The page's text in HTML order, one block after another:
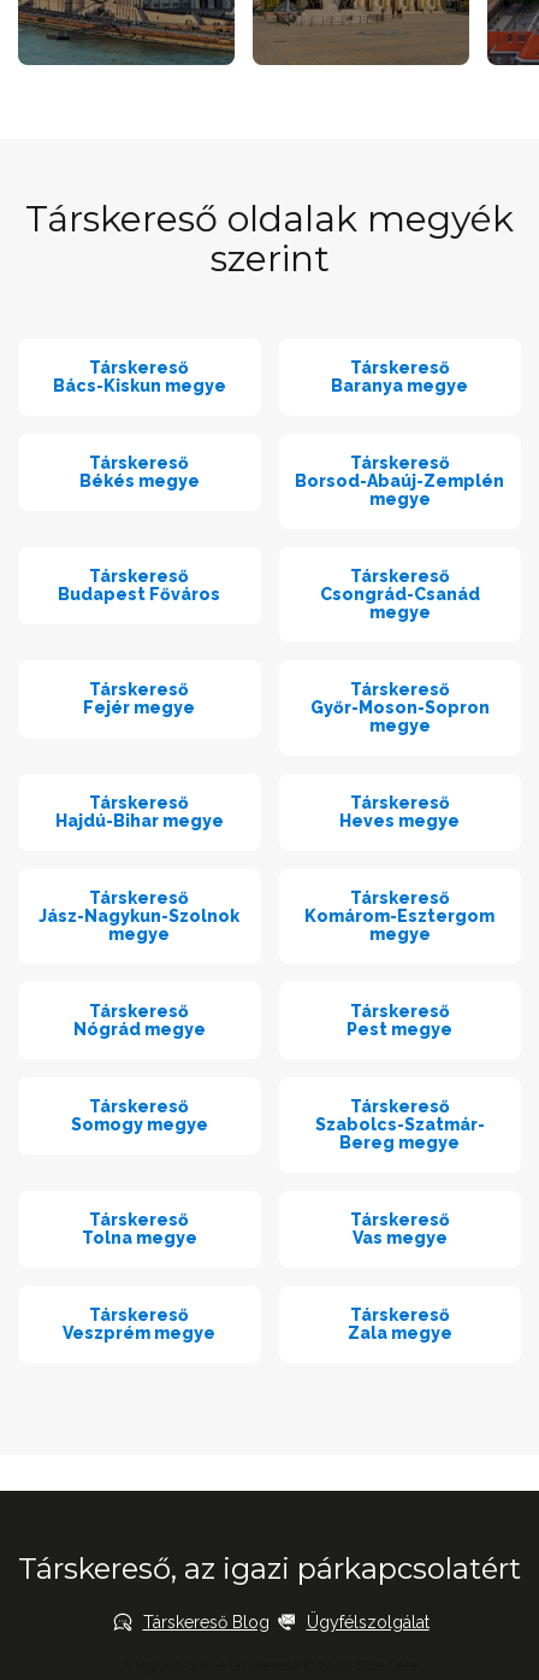
Társkereső oldalak megyék
szerint
Társkereső
Bács-Kiskun megye
Társkereső
Baranya megye
Társkereső
Békés megye
Társkereső
Borsod-Abaúj-Zemplén
megye
Társkereső
Budapest Főváros
Társkereső
Csongrád-Csanád
megye
Társkereső
Fejér megye
Társkereső
Győr-Moson-Sopron
megye
Társkereső
Hajdú-Bihar megye
Társkereső
Heves megye
Társkereső
Jász-Nagykun-Szolnok
megye
Társkereső
Komárom-Esztergom
megye
Társkereső
Nógrád megye
Társkereső
Pest megye
Társkereső
Somogy megye
Társkereső
Szabolcs-Szatmár-
Bereg megye
Társkereső
Tolna megye
Társkereső
Vas megye
Társkereső
Veszprém megye
Társkereső
Zala megye
Társkereső, az igazi párkapcsolatért
Társkereső Blog Ügyfélszolgálat